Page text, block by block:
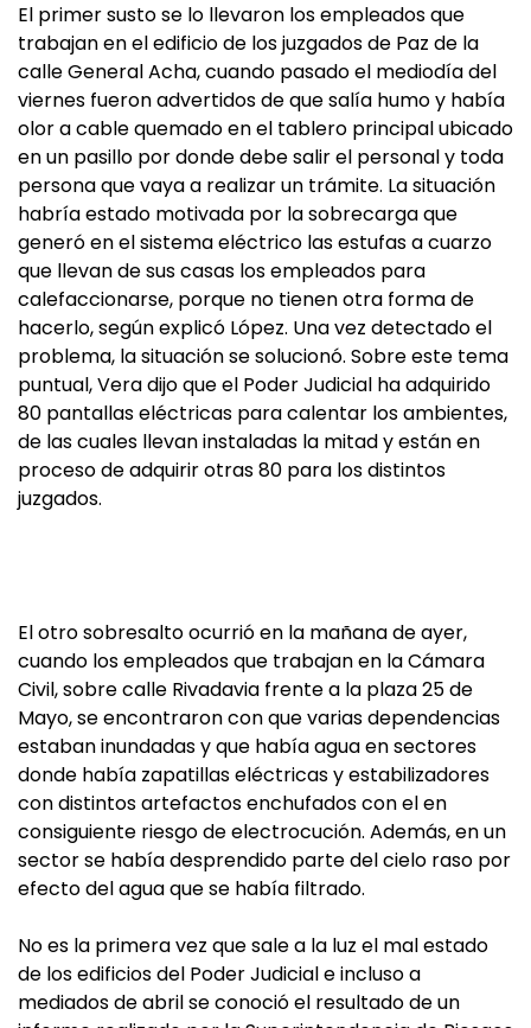
El primer susto se lo llevaron los empleados que
trabajan en el edificio de los juzgados de Paz de la
calle General Acha, cuando pasado el mediodía del
viernes fueron advertidos de que salía humo y había
olor a cable quemado en el tablero principal ubicado
en un pasillo por donde debe salir el personal y toda
persona que vaya a realizar un trámite. La situación
habría estado motivada por la sobrecarga que
generó en el sistema eléctrico las estufas a cuarzo
que llevan de sus casas los empleados para
calefaccionarse, porque no tienen otra forma de
hacerlo, según explicó López. Una vez detectado el
problema, la situación se solucionó. Sobre este tema
puntual, Vera dijo que el Poder Judicial ha adquirido
80 pantallas eléctricas para calentar los ambientes,
de las cuales llevan instaladas la mitad y están en
proceso de adquirir otras 80 para los distintos
juzgados.
El otro sobresalto ocurrió en la mañana de ayer,
cuando los empleados que trabajan en la Cámara
Civil, sobre calle Rivadavia frente a la plaza 25 de
Mayo, se encontraron con que varias dependencias
estaban inundadas y que había agua en sectores
donde había zapatillas eléctricas y estabilizadores
con distintos artefactos enchufados con el en
consiguiente riesgo de electrocución. Además, en un
sector se había desprendido parte del cielo raso por
efecto del agua que se había filtrado.
No es la primera vez que sale a la luz el mal estado
de los edificios del Poder Judicial e incluso a
mediados de abril se conoció el resultado de un